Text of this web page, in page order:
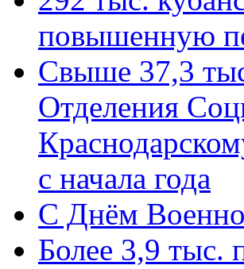
повышенную
Свыше 37,3
Отделения
с начала года
C Днём
Более 3,9 тыс.